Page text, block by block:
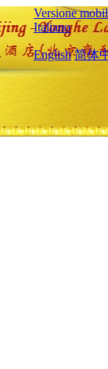
Versione
Italiano
English 简体